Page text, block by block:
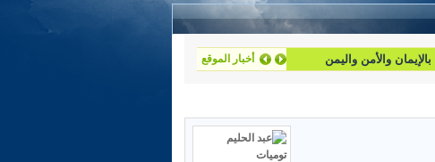
أخبار الموقع